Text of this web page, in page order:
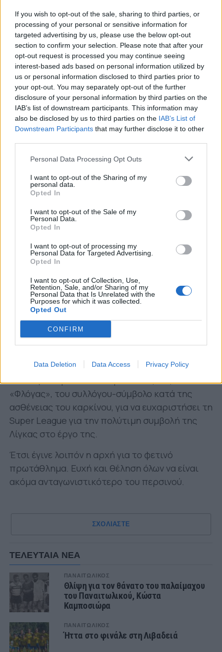
If you wish to opt-out of the sale, sharing to third parties, or
processing of your personal or sensitive information for
targeted advertising by us, please use the below opt-out
section to confirm your selection. Please note that after your
opt-out request is processed you may continue seeing
interest-based ads based on personal information utilized by
us or personal information disclosed to third parties prior to
your opt-out. You may separately opt-out of the further
disclosure of your personal information by third parties on the
IAB’s list of downstream participants. This information may
also be disclosed by us to third parties on the IAB’s List of
Downstream Participants that may further disclose it to other
Personal Data Processing Opt Outs
I want to opt-out of the Sharing of my
personal data.
Opted In
I want to opt-out of the Sale of my
Personal Data.
Opted In
I want to opt-out of processing my
Personal Data for Targeted Advertising.
Opted In
I want to opt-out of Collection, Use,
Retention, Sale, and/or Sharing of my
Personal Data that Is Unrelated with the
Purposes for which it was collected.
Opted Out
CONFIRM
Data Deletion Data Access Privacy Policy
Παναθηναϊκού αντίστοιχα, οι οποίοι δεν
παρέβλεψαν να αναγνωρίσουν τη συμβολή όλων
των παραγόντων στις ομάδες τους για τις
επιτυχίες που είχαν στις καριέρες τους.
Οι κορυφαίοι του Ολυμπιακού, Τζολάκης και
Ροντινέι καθώς και ο τεχνικός του, Χοσέ Λουίς
Μεντιλίμπαρ έλαβαν επίσης βραβεία για τη
συμβολή τους στην κατάκτηση του περσινού
πρωταθλήματος για τους ερυθρόλευκους. Το
νέο απόκτημά του, Χέφτε Μπεντανκόρ έλαβε το
«χρυσό» παπούτσι της περσινής διοργάνωσης.
Ο Παναιτωλικός δεν έλειπε από τα βραβεία. Ο
πορτιέρε του «Τίτορμου» και κορυφαίος
περασμένη περίοδο, Λούκας Τσάβες,
τιμήθηκε
ως ο καλύτερος ποδοσφαιριστής στο
επίσημο παιχνίδι Super League Fantasy.
Σύντομους χαιρετισμούς απηύθυναν
παράγοντες του ελληνικού ποδοσφαίρου, οι
οποίοι δήλωσαν περήφανοι για την
εξέλιξη που έχει το πρωτάθλημα τα τελευταία
χρόνια συλλήβδην με τη βοήθεια της
τεχνολογίας (ημιαυτόματο οφσάιντ και GDS)
καθώς και για τον αυξανόμενο ανταγωνισμό της
διοργάνωσης.
Τον λόγο πήρε και αντιπρόσωπος της
«Φλόγας», του συλλόγου-σύμβολο κατά της
ασθένειας του καρκίνου, για να ευχαριστήσει τη
Super League για την πολύτιμη συμβολή της
Λίγκας στο έργο της.
Έτσι έγινε λοιπόν η αρχή για το φετινό
πρωτάθλημα. Ευχή και θέληση όλων να είναι
ακόμα ανταγωνιστικότερο του περσινού.
ΣΧΟΛΙΑΣΤΕ
ΤΕΛΕΥΤΑΙΑ ΝΕΑ
ΠΑΝΑΙΤΩΛΙΚΟΣ
Θλίψη για τον θάνατο του παλαίμαχου
του Παναιτωλικού, Κώστα
Καμποσιώρα
ΠΑΝΑΙΤΩΛΙΚΟΣ
Ήττα στο φινάλε στη Λιβαδειά